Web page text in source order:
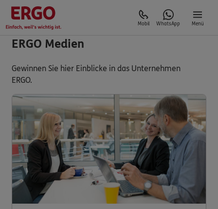
Mobil WhatsApp Menü
ERGO Medien
Gewinnen Sie hier Einblicke in das Unternehmen
ERGO.